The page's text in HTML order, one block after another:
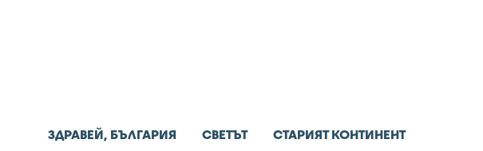
ЗДРАВЕЙ, БЪЛГАРИЯ СВЕТЪТ СТАРИЯТ КОНТИНЕНТ